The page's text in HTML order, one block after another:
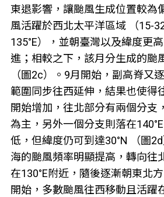
東退影響，讓颱風生成位置較為
風活躍於西北太平洋區域 （15-
135°E），並朝臺灣以及緯度更
進；相較之下，該月分生成的颱
（圖2c）。9月開始，副高脊又
範圍同步往西延伸，結果也使得
開始增加，往北部分有兩個分支
為主，另外一個分支則落在
低，但緯度仍可到達30°N （圖
海的颱風頻率明顯提高，轉向往
在130°E附近，隨後逐漸朝東北
開始，多數颱風往西移動且活躍